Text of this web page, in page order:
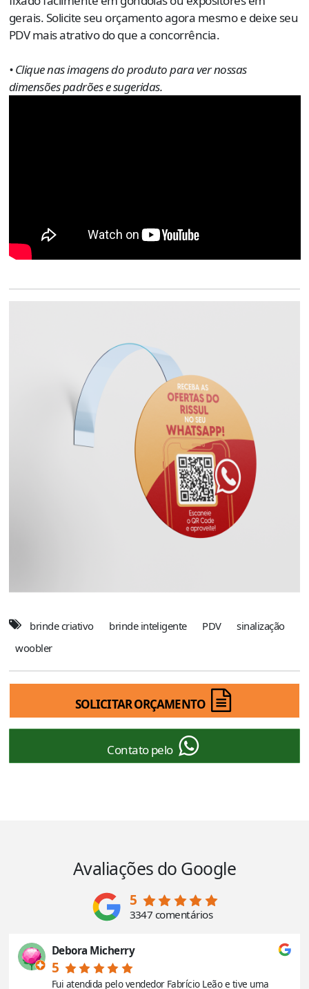
gerais. Solicite seu orçamento agora mesmo e deixe seu
PDV mais atrativo do que a concorrência.
• Clique nas imagens do produto para ver nossas
dimensões padrões e sugeridas.
brinde criativo brinde inteligente PDV
sinalização
woobler
SOLICITAR ORÇAMENTO
Contato pelo
Avaliações do Google
5
3347 comentários
Debora Micherry
5
Fui atendida pelo vendedor Fabrício Leão e tive uma